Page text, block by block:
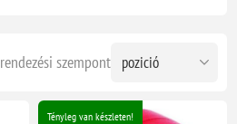
rendezési szempont
Tényleg van készleten!